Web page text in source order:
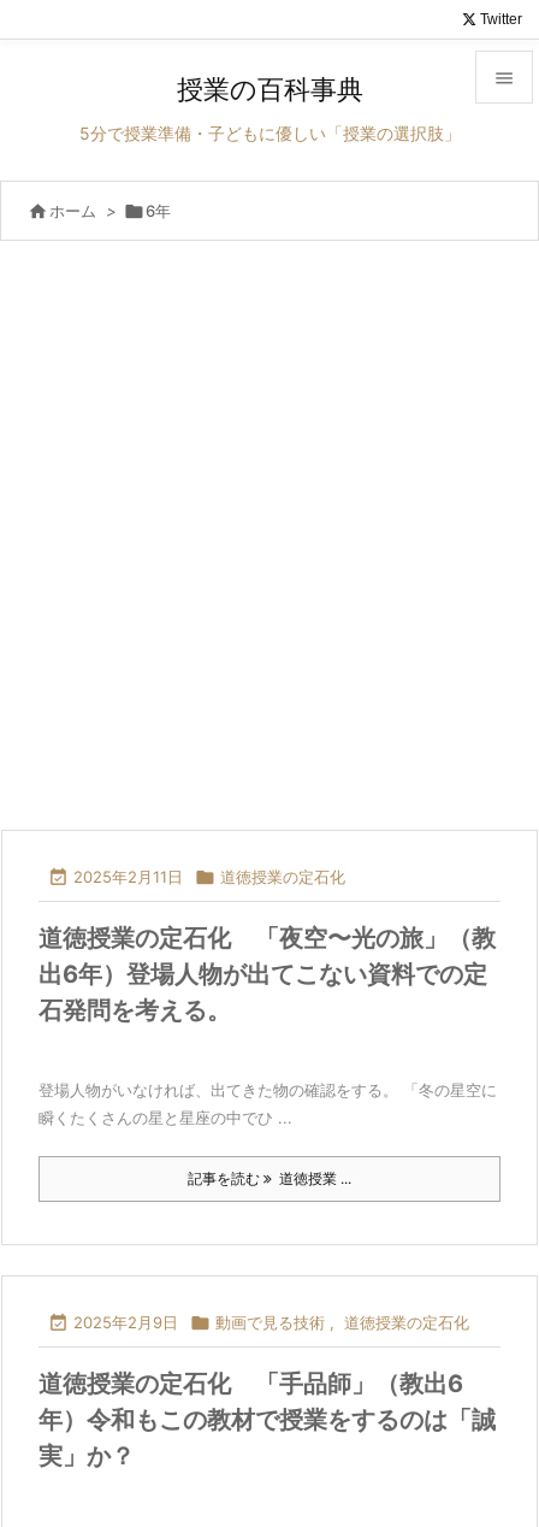


Twitter
授業の百科事典
5分で授業準備・子どもに優しい「授業の選択肢」
 ホーム > 6年
 2025年2月11日  道徳授業の定石化
道徳授業の定石化 「夜空〜光の旅」（教
出6年）登場人物が出てこない資料での定
石発問を考える。
登場人物がいなければ、出てきた物の確認をする。 「冬の星空に
瞬くたくさんの星と星座の中でひ ...
記事を読む 道徳授業 ...
 2025年2月9日  動画で見る技術 , 道徳授業の定石化
道徳授業の定石化 「手品師」（教出6
年）令和もこの教材で授業をするのは「誠
実」か？